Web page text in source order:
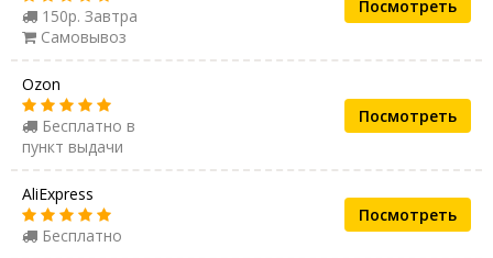
150р. Завтра
Самовывоз
Посмотреть
Ozon
Бесплатно в
пункт выдачи
Посмотреть
AliExpress
Бесплатно
Посмотреть